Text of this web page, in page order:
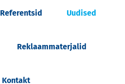
Referentsid Uudised
Reklaammaterjalid
Kontakt